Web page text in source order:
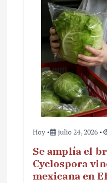
Hoy julio 24, 2026
Se amplía el
Cyclospora
mexicana en